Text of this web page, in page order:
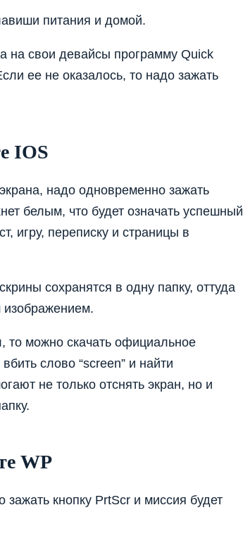
питания и домой.
на свои девайсы программу Quick
ее не оказалось, то надо зажать
IOS
надо одновременно зажать
белым, что будет означать успешный
игру, переписку и страницы в
сохранятся в одну папку, оттуда
изображением.
то можно скачать официальное
слово “screen” и найти
не только отснять экран, но и
WP
кнопку PrtScr и миссия будет